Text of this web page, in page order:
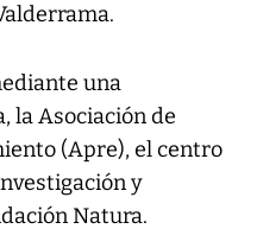
una
la Asociación de
(Apre), el centro
y
Natura.